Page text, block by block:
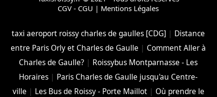
CGV - CGU | Mentions Légales
taxi aeroport roissy charles de gaulles [CDG] | Distance
entre Paris Orly et Charles de Gaulle | Comment Aller à
Charles de Gaulle? | Roissybus Montparnasse - Les
Horaires | Paris Charles de Gaulle jusqu'au Centre-
ville | Les Bus de Roissy - Porte Maillot| Où prendre le